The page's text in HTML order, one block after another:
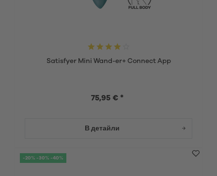
Satisfyer Mini Wand-er+ Connect App
75,95 € *
В детайли
-20% -30% -40%